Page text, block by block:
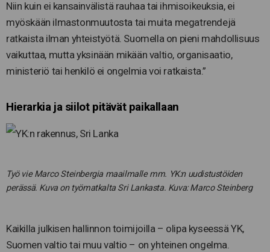
Niin kuin ei kansainvälistä rauhaa tai ihmisoikeuksia, ei
myöskään ilmastonmuutosta tai muita megatrendejä
ratkaista ilman yhteistyötä. Suomella on pieni mahdollisuus
vaikuttaa, mutta yksinään mikään valtio, organisaatio,
ministeriö tai henkilö ei ongelmia voi ratkaista.”
Hierarkia ja siilot pitävät paikallaan
Työ vie Marco Steinbergia maailmalle mm. YK:n uudistustöiden
perässä. Kuva on työmatkalta Sri Lankasta. Kuva: Marco Steinberg
Kaikilla julkisen hallinnon toimijoilla – olipa kyseessä YK,
Suomen valtio tai muu valtio – on yhteinen ongelma.